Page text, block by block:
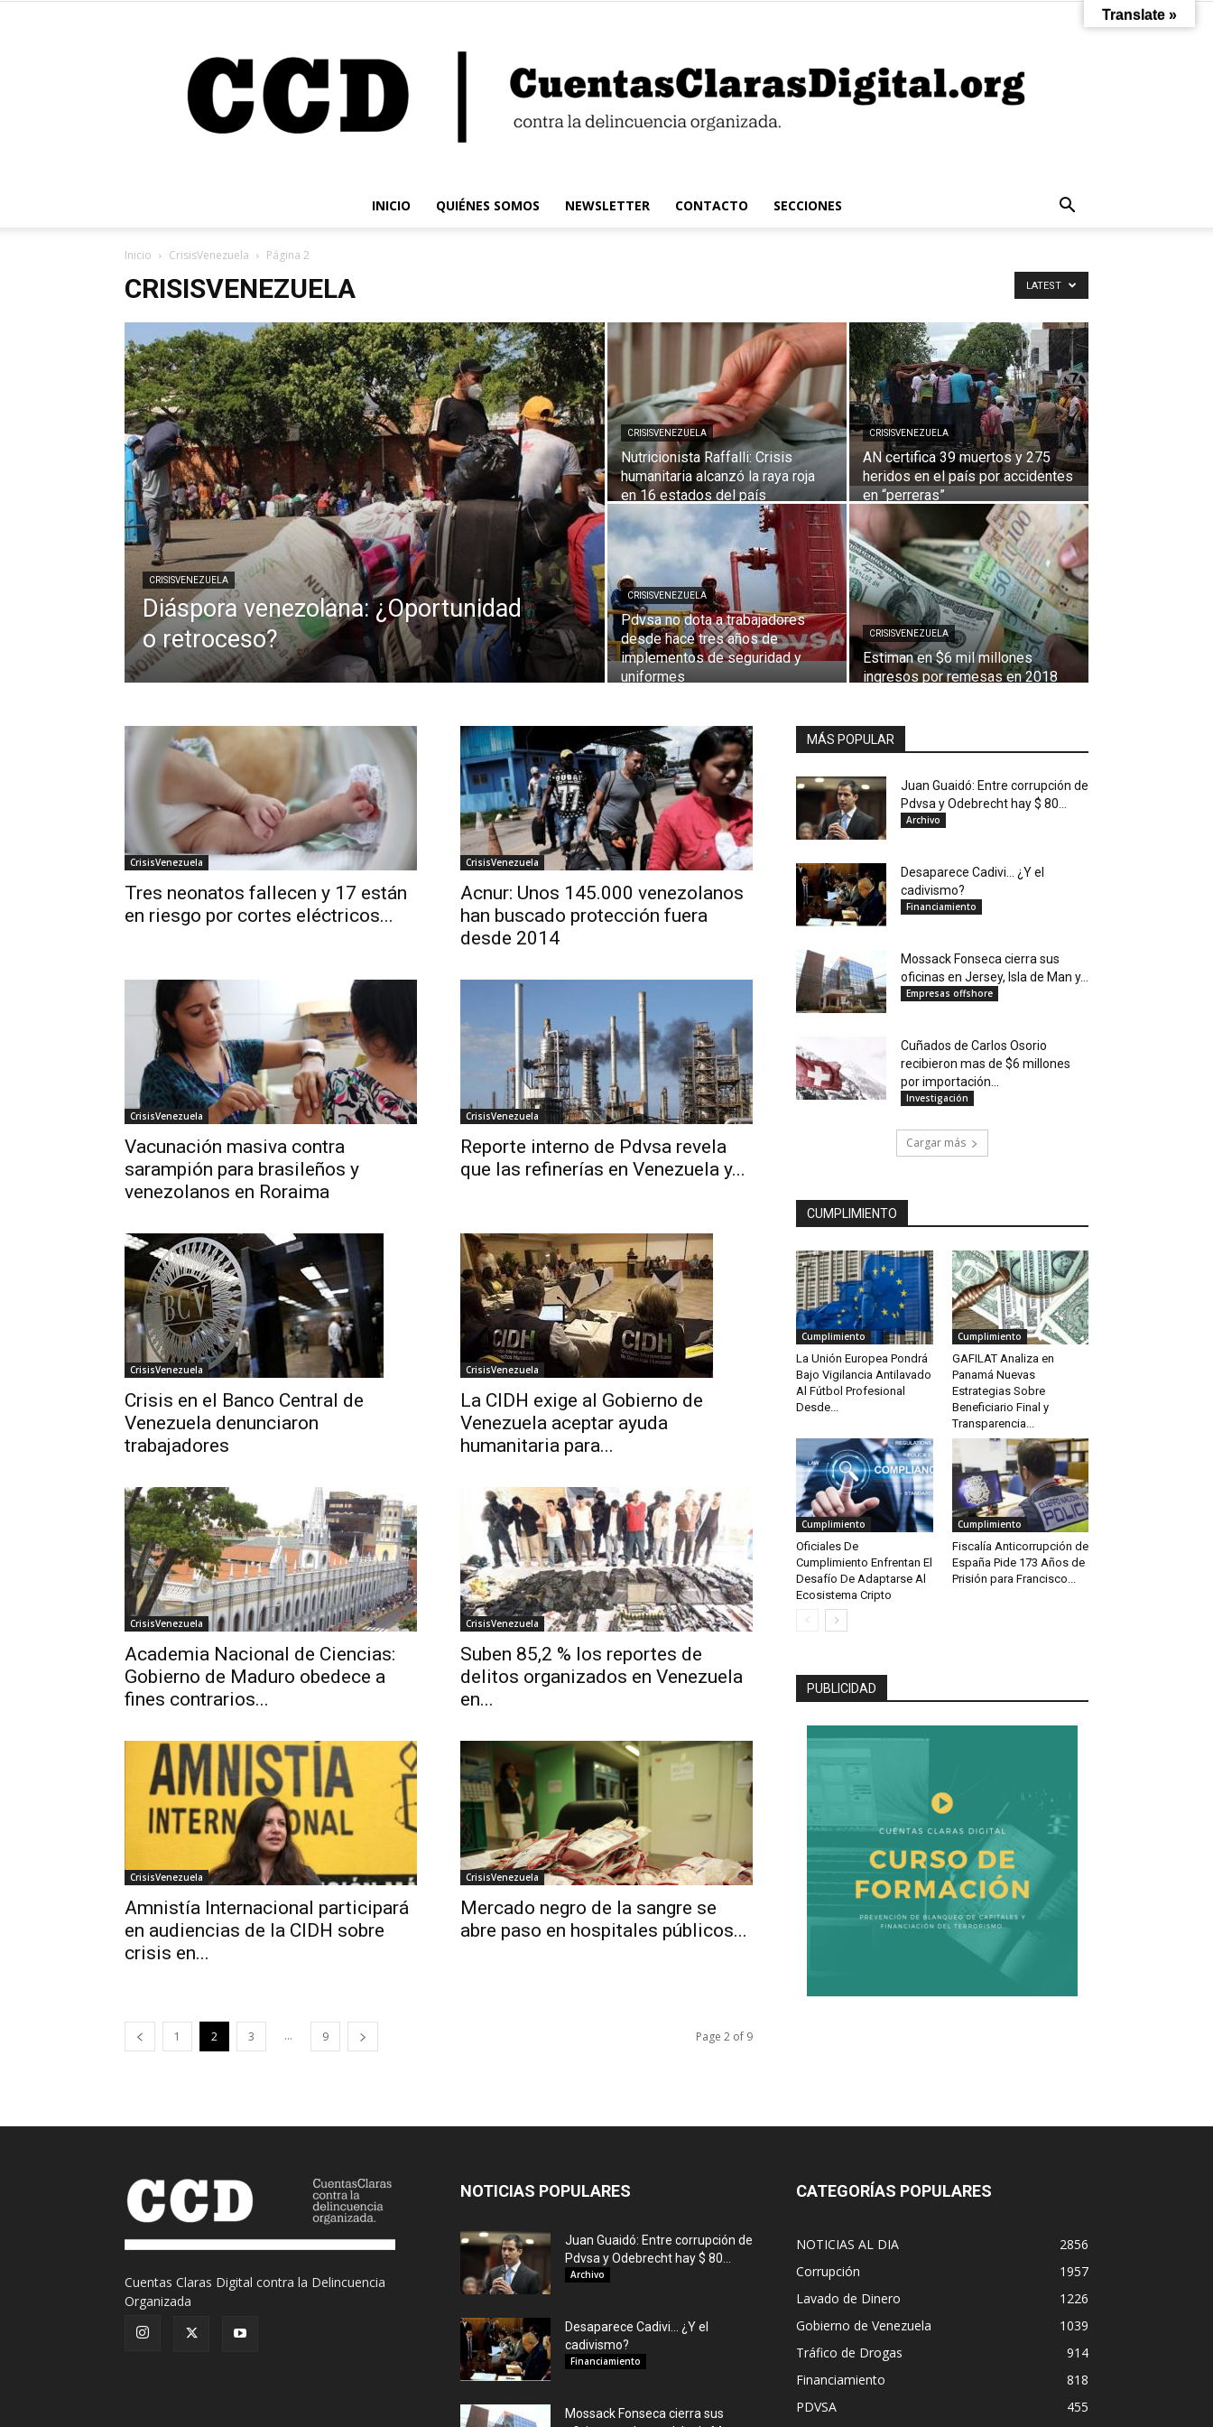
Digital
INICIO QUIÉNES SOMOS NEWSLETTER CONTACTO SECCIONES
Inicio CrisisVenezuela Página 2
CRISISVENEZUELA LATEST
CRISISVENEZUELA
Diáspora venezolana: ¿Oportunidad
o retroceso?
CRISISVENEZUELA
Nutricionista Raffalli: Crisis
humanitaria alcanzó la raya roja
en 16 estados del país
CRISISVENEZUELA
AN certifica 39 muertos y 275
heridos en el país por accidentes
en “perreras”
CRISISVENEZUELA
Pdvsa no dota a trabajadores
desde hace tres años de
implementos de seguridad y
uniformes
CRISISVENEZUELA
Estiman en $6 mil millones
ingresos por remesas en 2018
CrisisVenezuela
Tres neonatos fallecen y 17 están
en riesgo por cortes eléctricos...
CrisisVenezuela
Acnur: Unos 145.000 venezolanos
han buscado protección fuera
desde 2014
CrisisVenezuela
Vacunación masiva contra
sarampión para brasileños y
venezolanos en Roraima
CrisisVenezuela
Reporte interno de Pdvsa revela
que las refinerías en Venezuela y...
CrisisVenezuela
Crisis en el Banco Central de
Venezuela denunciaron
trabajadores
CrisisVenezuela
La CIDH exige al Gobierno de
Venezuela aceptar ayuda
humanitaria para...
CrisisVenezuela
Academia Nacional de Ciencias:
Gobierno de Maduro obedece a
fines contrarios...
CrisisVenezuela
Suben 85,2 % los reportes de
delitos organizados en Venezuela
en...
CrisisVenezuela
Amnistía Internacional participará
en audiencias de la CIDH sobre
crisis en...
CrisisVenezuela
Mercado negro de la sangre se
abre paso en hospitales públicos...
1 2 3 ... 9 Page 2 of 9
MÁS POPULAR
Juan Guaidó: Entre corrupción de
Pdvsa y Odebrecht hay $ 80...
Archivo
Desaparece Cadivi… ¿Y el
cadivismo?
Financiamiento
Mossack Fonseca cierra sus
oficinas en Jersey, Isla de Man y...
Empresas offshore
Cuñados de Carlos Osorio
recibieron mas de $6 millones
por importación...
Investigación
Cargar más
CUMPLIMIENTO
Cumplimiento
La Unión Europea Pondrá
Bajo Vigilancia Antilavado
Al Fútbol Profesional
Desde...
Cumplimiento
GAFILAT Analiza en
Panamá Nuevas
Estrategias Sobre
Beneficiario Final y
Transparencia...
Cumplimiento
Oficiales De
Cumplimiento Enfrentan El
Desafío De Adaptarse Al
Ecosistema Cripto
Cumplimiento
Fiscalía Anticorrupción de
España Pide 173 Años de
Prisión para Francisco...
PUBLICIDAD
Cuentas Claras Digital contra la Delincuencia
Organizada
NOTICIAS POPULARES
Juan Guaidó: Entre corrupción de
Pdvsa y Odebrecht hay $ 80...
Archivo
Desaparece Cadivi… ¿Y el
cadivismo?
Financiamiento
Mossack Fonseca cierra sus
CATEGORÍAS POPULARES
NOTICIAS AL DIA
2856
Corrupción
1957
Lavado de Dinero
1226
Gobierno de Venezuela
1039
Tráfico de Drogas
914
Financiamiento
818
PDVSA
455
Translate »